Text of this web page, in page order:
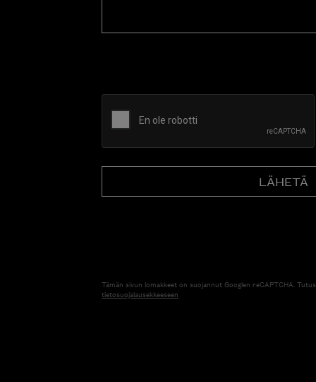
Tämän sivun lomakkeet on suojannut Googlen reCAPTCHA.
tietosuojalausekkeeseen